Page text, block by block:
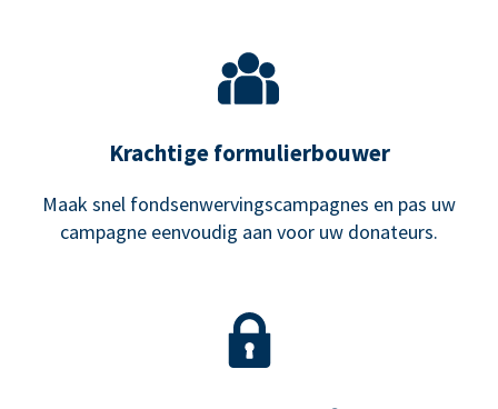
Krachtige formulierbouwer
Maak snel fondsenwervingscampagnes en pas uw
campagne eenvoudig aan voor uw donateurs.